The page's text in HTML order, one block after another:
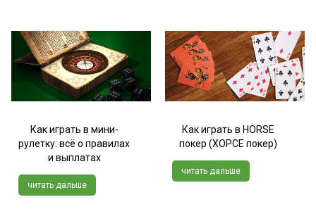
Как играть в мини-
рулетку: всё о правилах
и выплатах
читать дальше
Как играть в HORSE
покер (ХОРСЕ покер)
читать дальше